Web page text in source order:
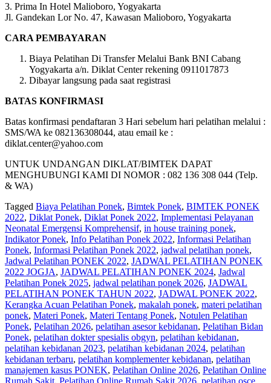
3. Prima In Hotel Malioboro, Yogyakarta
Jl. Gandekan Lor No. 47, Kawasan Malioboro, Yogyakarta
CARA PEMBAYARAN
Biaya Pelatihan Di Transfer Melalui Bank BNI Cabang
Yogyakarta a/n. Diklat Center rekening 0911017873
Dibayar langsung pada saat registrasi
BATAS KONFIRMASI
Batas konfirmasi pendaftaran 3 Hari sebelum hari pelatihan melalui :
SMS/WA ke 082136308044, atau email ke :
diklat.center@yahoo.com
UNTUK UNDANGAN DIKLAT/BIMTEK DAPAT
MENGHUBUNGI KAMI DI NOMOR : 082 136 308 044 (Telp.
& WA)
Tagged Biaya Pelatihan Ponek, Bimtek Ponek, BIMTEK PONEK
2022, Diklat Ponek, Diklat Ponek 2022, Implementasi Pelayanan
Neonatal Emergensi Komprehensif, in house training ponek,
Indikator Ponek, Info Pelatihan Ponek 2022, Informasi Pelatihan
Ponek, Informasi Pelatihan Ponek 2022, jadwal pelatihan ponek,
Jadwal Pelatihan PONEK 2022, JADWAL PELATIHAN PONEK
2022 JOGJA, JADWAL PELATIHAN PONEK 2024, Jadwal
Pelatihan Ponek 2025, jadwal pelatihan ponek 2026, JADWAL
PELATIHAN PONEK TAHUN 2022, JADWAL PONEK 2022,
Kerangka Acuan Pelatihan Ponek, makalah ponek, materi pelatihan
ponek, Materi Ponek, Materi Tentang Ponek, Notulen Pelatihan
Ponek, Pelatihan 2026, pelatihan asesor kebidanan, Pelatihan Bidan
Ponek, pelatihan dokter spesialis obgyn, pelatihan kebidanan,
pelatihan kebidanan 2023, pelatihan kebidanan 2024, pelatihan
kebidanan terbaru, pelatihan komplementer kebidanan, pelatihan
manajemen kasus PONEK, Pelatihan Online 2026, Pelatihan Online
Rumah Sakit, Pelatihan Online Rumah Sakit 2026, pelatihan osce